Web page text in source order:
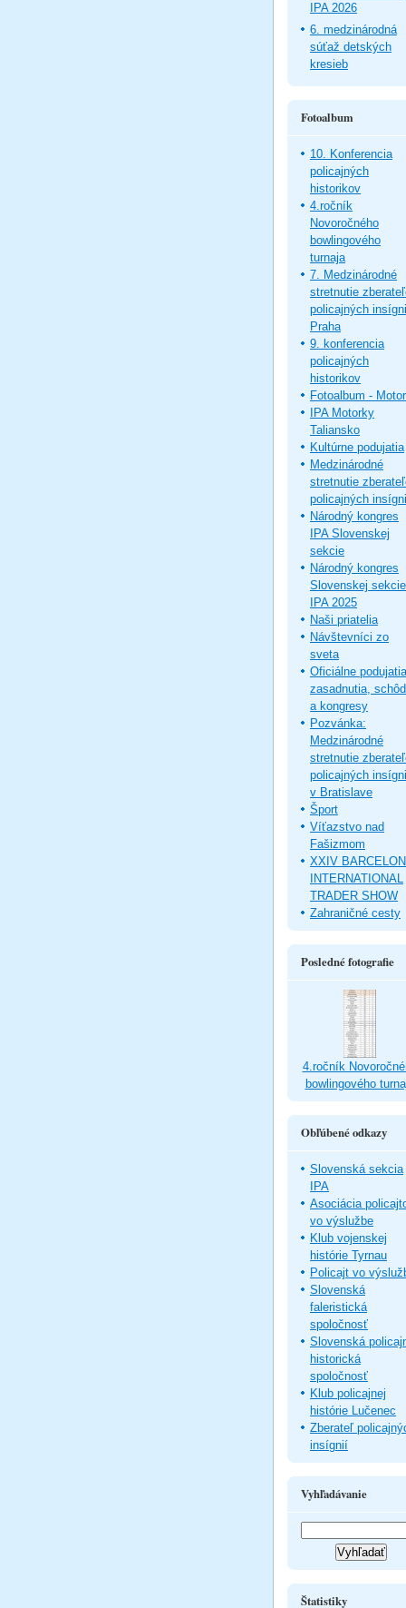
IPA 2026
6. medzinárodná
súťaž detských
kresieb
Fotoalbum
10. Konferencia
policajných
historikov
4.ročník
Novoročného
bowlingového
turnaja
7. Medzinárodné
stretnutie
policajných
Praha
9. konferencia
policajných
historikov
Fotoalbum -
IPA Motorky
Taliansko
Kultúrne podujatia
Medzinárodné
stretnutie
policajných
Národný kongres
IPA Slovenskej
sekcie
Národný kongres
Slovenskej sekcie
IPA 2025
Naši priatelia
Návštevníci zo
sveta
Oficiálne
zasadnutia,
a kongresy
Pozvánka:
Medzinárodné
stretnutie
policajných
v Bratislave
Šport
Víťazstvo nad
Fašizmom
XXIV
INTERNATIONAL
TRADER SHOW
Zahraničné cesty
Posledné fotografie
4.ročník
bowlingového
Obľúbené odkazy
Slovenská sekcia
IPA
Asociácia
vo výslužbe
Klub vojenskej
histórie Tyrnau
Policajt vo
Slovenská
faleristická
spoločnosť
Slovenská
historická
spoločnosť
Klub policajnej
histórie Lučenec
Zberateľ
insígnií
Vyhľadávanie
Štatistiky